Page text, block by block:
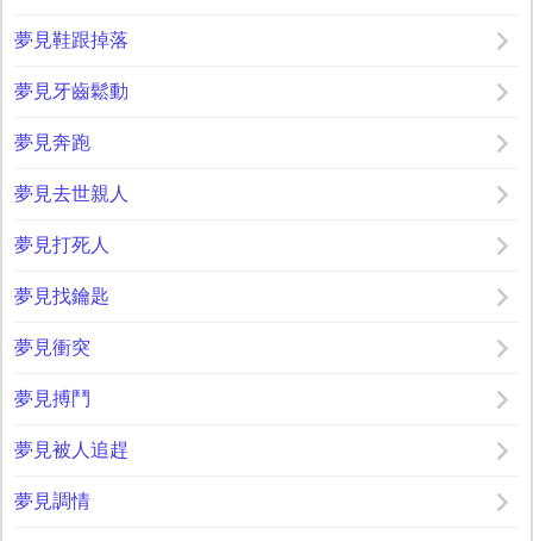
夢見鞋跟掉落
夢見牙齒鬆動
夢見奔跑
夢見去世親人
夢見打死人
夢見找鑰匙
夢見衝突
夢見搏鬥
夢見被人追趕
夢見調情